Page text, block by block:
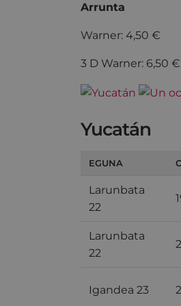
Arrunta
Warner: 4,50 €
3 D Warner: 6,50 €
Yucatán
EGUNA
Larunbata
22
Larunbata
22
Igandea 23